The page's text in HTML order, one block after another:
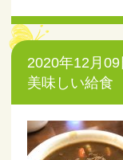
2020年12月09
美味しい給食